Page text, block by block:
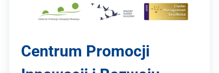
Centrum Promocji